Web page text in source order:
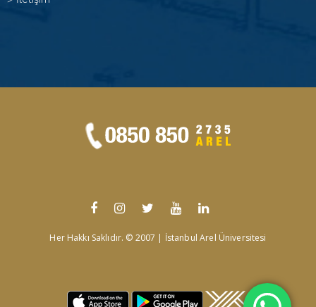
Her Hakkı Saklıdır. © 2007 | İstanbul Arel Üniversitesi